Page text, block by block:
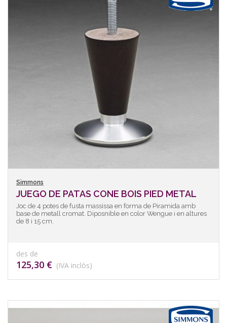
Simmons
JUEGO DE PATAS CONE BOIS PIED METAL
Joc de 4 potes de fusta massissa en forma de Piramida amb
base de metall cromat. Diposnible en color Wengue i en altures
de 8 i 15 cm.
des de
125,30 € (IVA inclòs)